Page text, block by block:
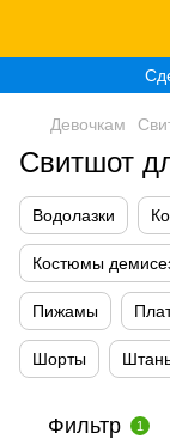
Девочкам
Свитшот
Водолазки
Костюмы
Пижамы
Шорты
Фильтр 1